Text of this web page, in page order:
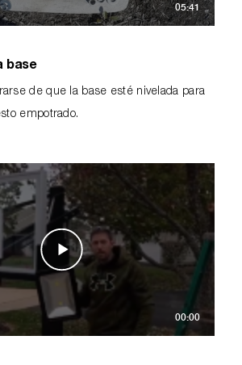
05:41
base
de que la base esté nivelada para
empotrado.
00:00